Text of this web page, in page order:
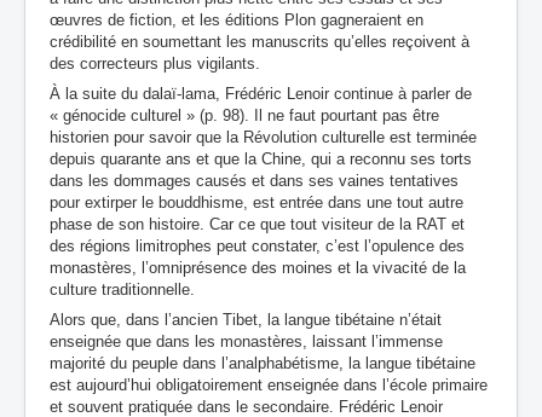
œuvres de fiction, et les éditions Plon gagneraient en
crédibilité en soumettant les manuscrits qu’elles reçoivent à
des correcteurs plus vigilants.
À la suite du dalaï-lama, Frédéric Lenoir continue à parler de
« génocide culturel » (p. 98). Il ne faut pourtant pas être
historien pour savoir que la Révolution culturelle est terminée
depuis quarante ans et que la Chine, qui a reconnu ses torts
dans les dommages causés et dans ses vaines tentatives
pour extirper le bouddhisme, est entrée dans une tout autre
phase de son histoire. Car ce que tout visiteur de la RAT et
des régions limitrophes peut constater, c’est l’opulence des
monastères, l’omniprésence des moines et la vivacité de la
culture traditionnelle.
Alors que, dans l’ancien Tibet, la langue tibétaine n’était
enseignée que dans les monastères, laissant l’immense
majorité du peuple dans l’analphabétisme, la langue tibétaine
est aujourd’hui obligatoirement enseignée dans l’école primaire
et souvent pratiquée dans le secondaire. Frédéric Lenoir